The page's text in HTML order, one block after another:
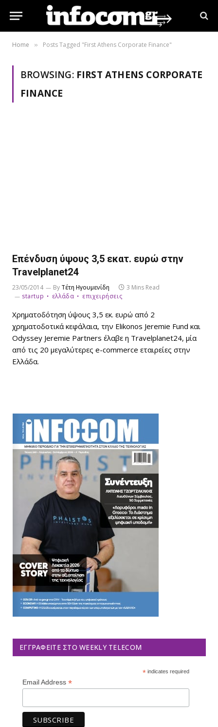
Home » Posts Tagged "First Athens Corporate Finance"
BROWSING: FIRST ATHENS CORPORATE
FINANCE
Επένδυση ύψους 3,5 εκατ. ευρώ στην
Travelplanet24
23/05/2014 By Τέτη Ηγουμενίδη
3 Mins Read
startup
ελλάδα επιχειρήσεις
Χρηματοδότηση ύψους 3,5 εκ. ευρώ από 2
χρηματοδοτικά κεφάλαια, την Elikonos Jeremie Fund και
Odyssey Jeremie Partners έλαβε η Travelplanet24, μία
από τις 20 μεγαλύτερες e-commerce εταιρείες στην
Ελλάδα.
ΕΓΓΡΑΦΕΊΤΕ ΣΤΟ WEEKLY TELECOM
*indicates required
Email Address *